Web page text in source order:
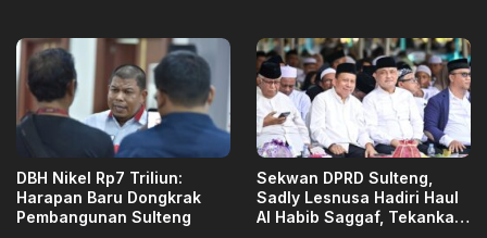
DBH Nikel Rp7 Triliun:
Harapan Baru Dongkrak
Pembangunan Sulteng
Sekwan DPRD Sulteng,
Sadly Lesnusa Hadiri Haul
Al Habib Saggaf, Tekankan